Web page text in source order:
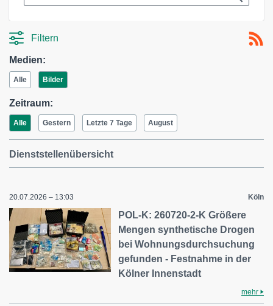
Filtern
Medien:
Alle Bilder
Zeitraum:
Alle Gestern Letzte 7 Tage August
Dienststellenübersicht
20.07.2026 – 13:03 Köln
POL-K: 260720-2-K Größere
Mengen synthetische Drogen
bei Wohnungsdurchsuchung
gefunden - Festnahme in der
Kölner Innenstadt
mehr